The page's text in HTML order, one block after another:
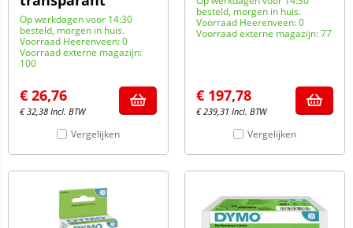
Op werkdagen voor 14:30
besteld, morgen in huis.
Voorraad Heerenveen: 0
Voorraad externe magazijn:
100
€ 26,76
€32,38 Incl. BTW
Vergelijken
besteld, morgen in huis.
Voorraad Heerenveen: 0
Voorraad externe magazijn: 77
€ 197,78
€239,31 Incl. BTW
Vergelijken